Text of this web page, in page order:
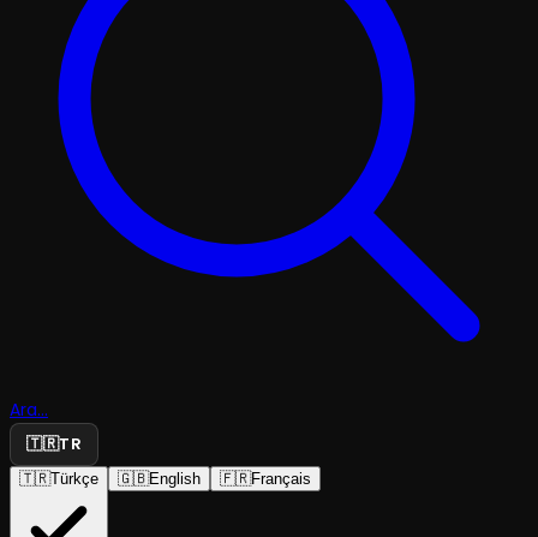
Ara...
🇹🇷TR
🇹🇷Türkçe 🇬🇧English 🇫🇷Français